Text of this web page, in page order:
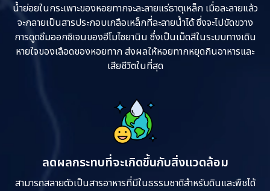
น้ำย่อยในกระเพาะของหอยทากจะละลายแร่ธาตุเหล็ก เมื่อละลายแล้ว
จะกลายเป็นสารประกอบเกลือเหล็กที่ละลายน้ำได้ ซึ่งจะไปขัดขวาง
การดูดซึมออกซิเจนของฮีโมไซยานิน ซึ่งเป็นเม็ดสีในระบบทางเดิน
หายใจของเลือดของหอยทาก ส่งผลให้หอยทากหยุดกินอาหารและ
เสียชีวิตในที่สุด
ลดผลกระทบที่จะเกิดขึ้นกับสิ่งแวดล้อม
สามารถสลายตัวเป็นสารอาหารที่มีในธรรมชาติสำหรับดินและพืชได้